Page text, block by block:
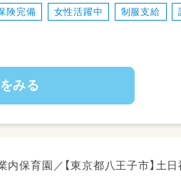
険完備 女性活躍中 制服支給
みる
内保育園／【東京都八王子市】土